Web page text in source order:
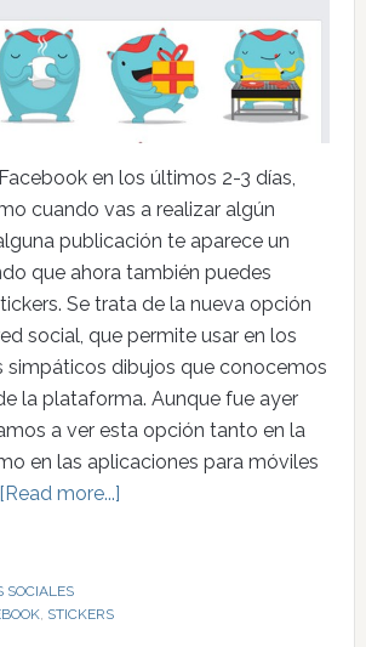
en los últimos 2-3 días,
cuando vas a realizar algún
publicación te aparece un
que ahora también puedes
Se trata de la nueva opción
social, que permite usar en los
simpáticos dibujos que conocemos
la plataforma. Aunque fue ayer
a ver esta opción tanto en la
en las aplicaciones para móviles
[Read more...]
SOCIALES
, STICKERS